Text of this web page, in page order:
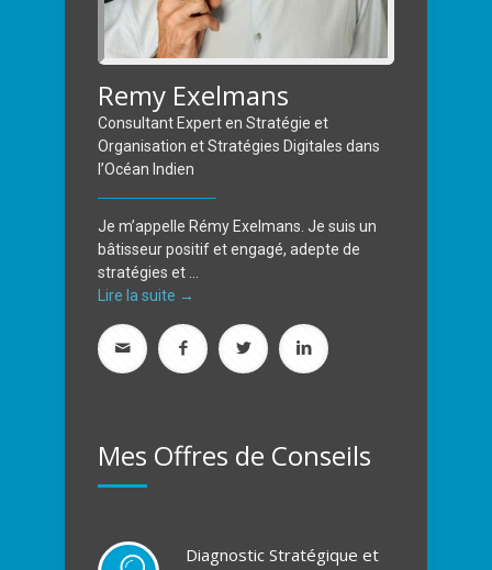
Remy Exelmans
Consultant Expert en Stratégie et
Organisation et Stratégies Digitales dans
l’Océan Indien
Je m’appelle Rémy Exelmans. Je suis un
bâtisseur positif et engagé, adepte de
stratégies et ...
Lire la suite →
Mes Offres de Conseils
Diagnostic Stratégique et